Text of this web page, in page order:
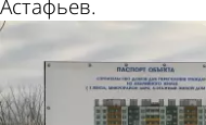
Астафьев.